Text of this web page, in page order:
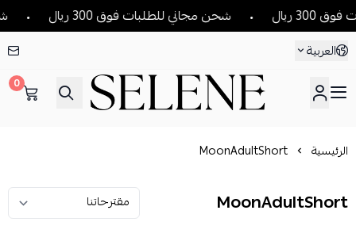
ريال شحن مجاني للطلبات فوق 300 ريال
العربية
SELENE
0
الرئيسية MoonAdultShort
MoonAdultShort